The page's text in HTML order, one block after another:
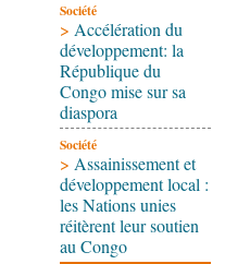
Société
> Accélération du
développement: la
République du
Congo mise sur sa
diaspora
Société
> Assainissement et
développement local :
les Nations unies
réitèrent leur soutien
au Congo